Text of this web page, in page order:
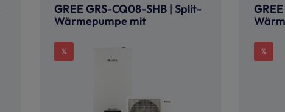
GREE GRS-CQ08-SHB | Split-
Wärmepumpe mit
% %